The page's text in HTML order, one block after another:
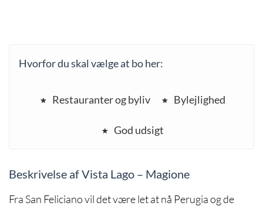
Hvorfor du skal vælge at bo her:
Restauranter og byliv Bylejlighed
God udsigt
Beskrivelse af Vista Lago – Magione
Fra San Feliciano vil det være let at nå Perugia og de